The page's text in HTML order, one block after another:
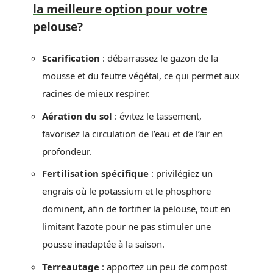
la meilleure option pour votre
pelouse?
Scarification : débarrassez le gazon de la
mousse et du feutre végétal, ce qui permet aux
racines de mieux respirer.
Aération du sol : évitez le tassement,
favorisez la circulation de l’eau et de l’air en
profondeur.
Fertilisation spécifique : privilégiez un
engrais où le potassium et le phosphore
dominent, afin de fortifier la pelouse, tout en
limitant l’azote pour ne pas stimuler une
pousse inadaptée à la saison.
Terreautage : apportez un peu de compost